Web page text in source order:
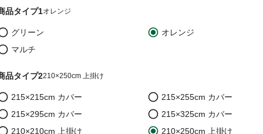
品タイプ1オレンジ
グリーン
オレンジ
マルチ
品タイプ2210×250cm 上掛け
215×215cm カバー
215×255cm カバー
215×295cm カバー
215×325cm カバー
210×210cm 上掛け
210×250cm 上掛け